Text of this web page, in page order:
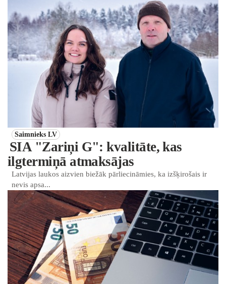
Saimnieks LV
SIA "Zariņi G": kvalitāte, kas
ilgtermiņā atmaksājas
Latvijas laukos aizvien biežāk pārliecināmies, ka izšķirošais ir
nevis apsa...